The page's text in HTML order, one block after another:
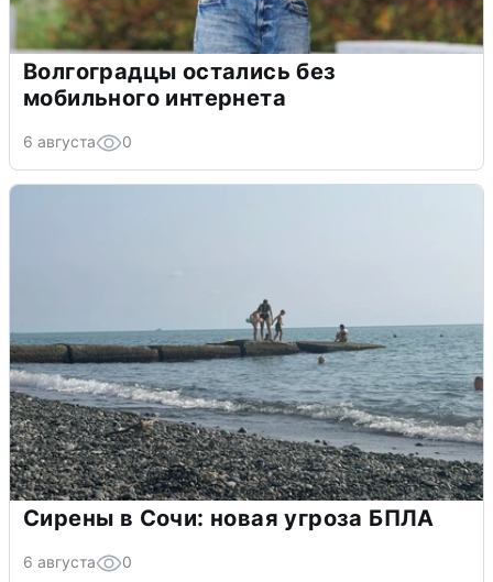
Волгоградцы остались без
мобильного интернета
6 августа 0
Сирены в Сочи: новая угроза БПЛА
6 августа 0